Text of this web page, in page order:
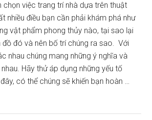
chọn việc trang trí nhà dựa trên thuật
nhiều điều bạn cần phải khám phá như
vật phẩm phong thủy nào, tại sao lại
đồ đó và nên bố trí chúng ra sao. Với
nhau chúng mang những ý nghĩa và
Hãy thử áp dụng những yếu tố
có thể chúng sẽ khiến bạn hoàn …